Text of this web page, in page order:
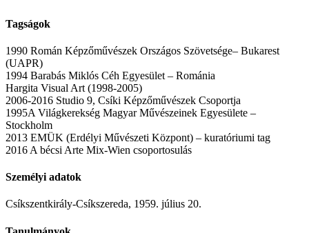
Tagságok
1990 Román Képzőművészek Országos Szövetsége– Bukarest
(UAPR)
1994 Barabás Miklós Céh Egyesület – Románia
Hargita Visual Art (1998-2005)
2006-2016 Studio 9, Csíki Képzőművészek Csoportja
1995A Világkerekség Magyar Művészeinek Egyesülete –
Stockholm
2013 EMÜK (Erdélyi Művészeti Központ) – kuratóriumi tag
2016 A bécsi Arte Mix-Wien csoportosulás
Személyi adatok
Csíkszentkirály-Csíkszereda, 1959. július 20.